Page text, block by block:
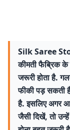
Silk Saree
कीमती फैब्रिक
जरूरी होता है.
फीकी पड़ सकती
है. इसलिए अगर
जैसी दिखें, तो